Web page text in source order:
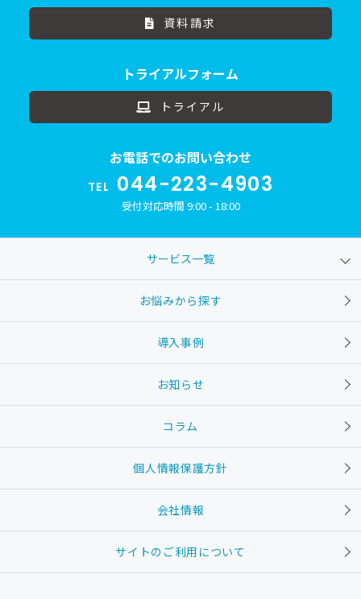
資料請求
トライアルフォーム
トライアル
お電話でのお問い合わせ
TEL 044-223-4903
受付対応時間 9:00 - 18:00
サービス一覧
お悩みから探す
導入事例
お知らせ
コラム
個人情報保護方針
会社情報
サイトのご利用について